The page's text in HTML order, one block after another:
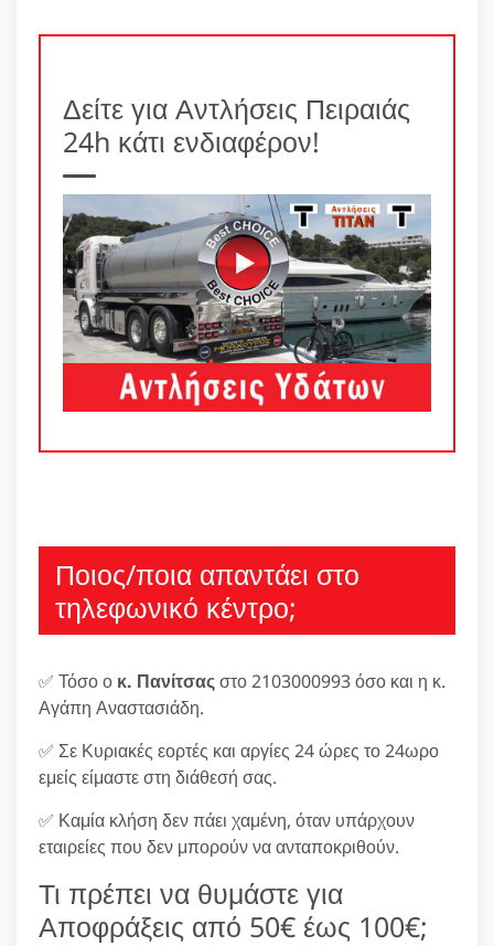
Δείτε για Αντλήσεις Πειραιάς
24h κάτι ενδιαφέρον!
Ποιος/ποια απαντάει στο
τηλεφωνικό κέντρο;
✅ Τόσο ο κ. Πανίτσαςστο 2103000993 όσο και η κ.
Αγάπη Αναστασιάδη.
✅ Σε Κυριακές εορτές και αργίες 24 ώρες το 24ωρο
εμείς είμαστε στη διάθεσή σας.
✅ Καμία κλήση δεν πάει χαμένη, όταν υπάρχουν
εταιρείες που δεν μπορούν να ανταποκριθούν.
Τι πρέπει να θυμάστε για
Αποφράξεις από 50€ έως 100€;